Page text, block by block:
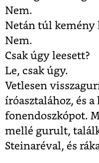
Nem.
Netán túl kemény
Nem.
Csak úgy leesett?
Le, csak úgy.
Vetlesen
íróasztalához, és a
fonendoszkópot.
mellé gurult,
Steinaréval, és